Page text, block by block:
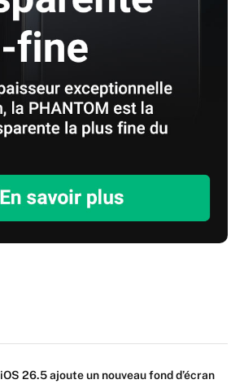
iOS 26.5 ajoute un nouveau fond d’écran